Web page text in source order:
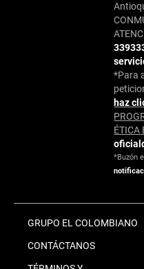
*Para
haz
ÉTICA
*Buzón
GRUPO EL COLOMBIANO
CONTÁCTANOS